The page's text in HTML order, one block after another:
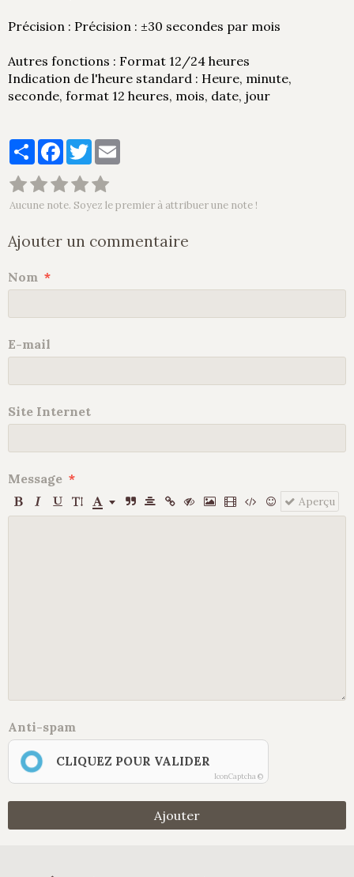
Précision : Précision : ±30 secondes par mois
Autres fonctions : Format 12/24 heures
Indication de l'heure standard : Heure, minute,
seconde, format 12 heures, mois, date, jour
PartagerFacebook
Twitter
Aucune note. Soyez le premier à attribuer une note !
Ajouter un commentaire
Nom
E-mail
Site Internet
Message
Aperçu
Anti-spam
CLIQUEZ POUR VALIDER
IconCaptcha ©
Ajouter